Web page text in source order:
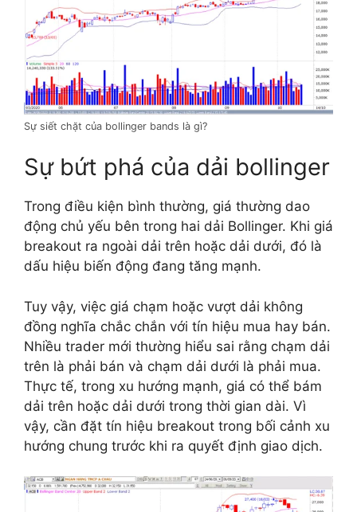
Sự siết chặt của bollinger bands là gì?
Sự bứt phá của dải bollinger
Trong điều kiện bình thường, giá thường dao
động chủ yếu bên trong hai dải Bollinger. Khi giá
breakout ra ngoài dải trên hoặc dải dưới, đó là
dấu hiệu biến động đang tăng mạnh.
Tuy vậy, việc giá chạm hoặc vượt dải không
đồng nghĩa chắc chắn với tín hiệu mua hay bán.
Nhiều trader mới thường hiểu sai rằng chạm dải
trên là phải bán và chạm dải dưới là phải mua.
Thực tế, trong xu hướng mạnh, giá có thể bám
dải trên hoặc dải dưới trong thời gian dài. Vì
vậy, cần đặt tín hiệu breakout trong bối cảnh xu
hướng chung trước khi ra quyết định giao dịch.